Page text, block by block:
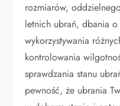
rozmiarów,
letnich ubrań, dbania
wykorzystywania
kontrolowania
sprawdzania stanu
pewność, że ubrania